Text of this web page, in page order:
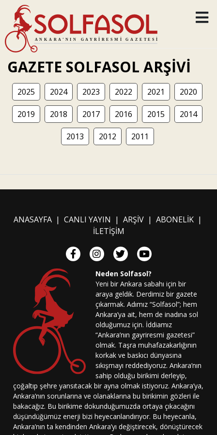
GAZETE SOLFASOL ARŞİVİ
2025 2024 2023 2022 2021 2020
2019 2018 2017 2016 2015 2014
2013 2012 2011
ANASAYFA| CANLI YAYIN | ARŞİV| ABONELİK|
İLETİŞİM
Neden Solfasol?
Yeni bir Ankara sabahı için bir
araya geldik. Derdimiz bir gazete
çıkarmak. Adımız “Solfasol”; hem
Ankara’ya ait, hem de inadına sol
olduğumuz için. İddiamız
“Ankara’nın gayriresmi gazetesi”
olmak. Taşra muhafazakarlığının
korkak ve baskıcı dünyasına
sıkışmayı reddediyoruz. Ankara’nın
sahip olduğu birikimi derleyip,
çoğaltıp şehre yansıtacak bir ayna olmak istiyoruz. Ankara’ya,
Ankara’nın sorunlarına ve olanaklarına bu birikimin gözleri ile
bakacağız. Bu birikime dokunduğumuzda ortaya çıkacağını
düşündüğümüz enerji bizi heyecanlandırıyor. Bu heyecanla,
Ankara’nın ta kendinden Ankara’yı değiştirecek, dönüştürecek